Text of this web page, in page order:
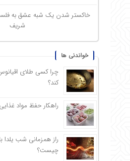
خاکستر شدن یک شبه عشق به
شریف
خواندنی ها
چرا کسی طلای
کند؟
راهکار حفظ مواد
راز همزمانی شب
چیست؟